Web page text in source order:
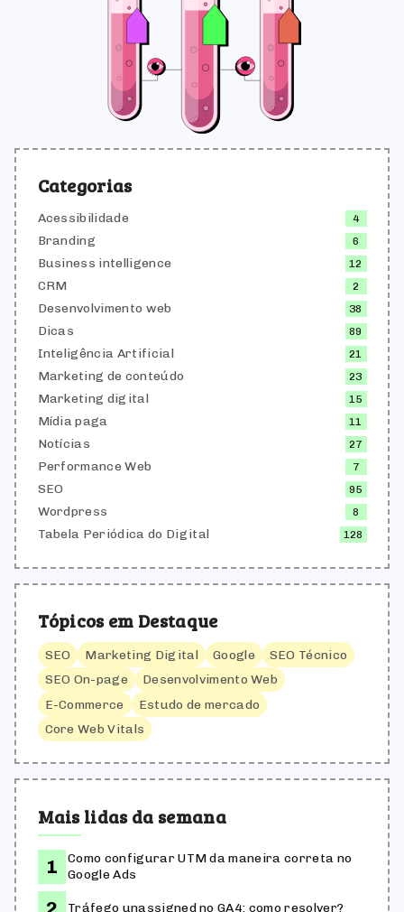
Categorias
Acessibilidade 4
Branding 6
Business intelligence 12
CRM 2
Desenvolvimento web 38
Dicas 89
Inteligência Artificial 21
Marketing de conteúdo 23
Marketing digital 15
Mídia paga 11
Notícias 27
Performance Web 7
SEO 95
Wordpress 8
Tabela Periódica do Digital 128
Tópicos em Destaque
SEO Marketing Digital Google
SEO Técnico
SEO On-page
Desenvolvimento Web
E-Commerce
Estudo de mercado
Core Web Vitals
Mais lidas da semana
Como configurar UTM da maneira correta no
Google Ads
Tráfego unassigned no GA4: como resolver?